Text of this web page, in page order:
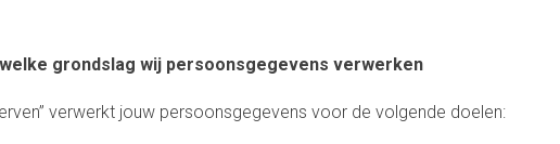
grondslag wij persoonsgegevens verwerken
verwerkt jouw persoonsgegevens voor de volgende doelen: